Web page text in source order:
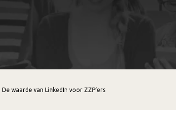
De waarde van LinkedIn voor ZZP’ers